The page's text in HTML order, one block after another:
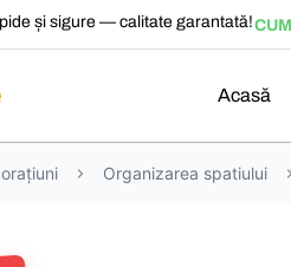
și sigure — calitate garantată!
Acasă
Organizarea spatiului